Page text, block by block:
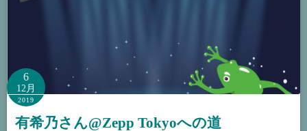
6
12月
2019
有希乃さん@Zepp Tokyoへの道